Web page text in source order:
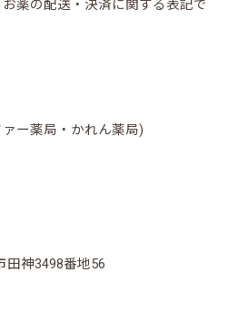
薬の配送・決済に関する表記で
ー薬局・かれん薬局)
田神3498番地56